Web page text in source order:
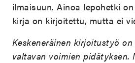
ilmaisuun. Ainoa lepohetki
kirja on kirjoitettu, mutta ei
Keskeneräinen kirjoitustyö
valtavan voimien pidätyksen.